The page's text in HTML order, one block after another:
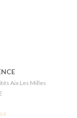
Aix Les Milles